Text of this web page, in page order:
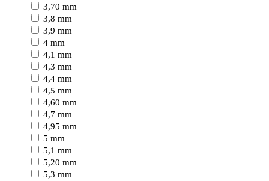
3,70 mm
3,8 mm
3,9 mm
4 mm
4,1 mm
4,3 mm
4,4 mm
4,5 mm
4,60 mm
4,7 mm
4,95 mm
5 mm
5,1 mm
5,20 mm
5,3 mm